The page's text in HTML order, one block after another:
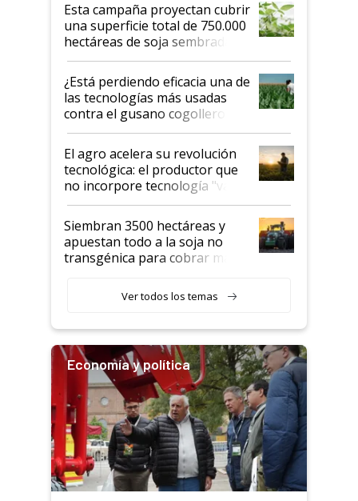
Esta campaña proyectan cubrir
una superficie total de 750.000
hectáreas de soja sembradas
con una nueva generación de
variedades que marcan un
salto tecnológico en genética y
rendimiento
¿Está perdiendo eficacia una de
las tecnologías más usadas
contra el gusano cogollero? El
desafío de una tecnología clave
El agro acelera su revolución
tecnológica: el productor que
no incorpore tecnología "va a
perder el tren"
Siembran 3500 hectáreas y
apuestan todo a la soja no
transgénica para cobrar más
Ver todos los temas
Economía y política